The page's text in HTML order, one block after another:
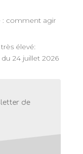
: comment agir
élevé:
24 juillet 2026
de